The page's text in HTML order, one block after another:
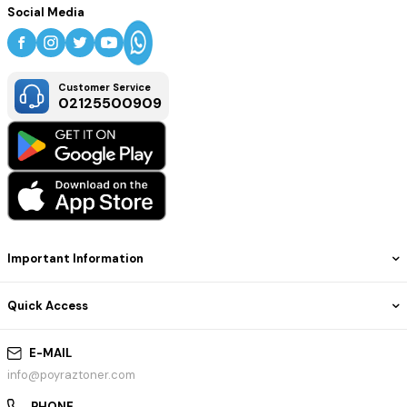
```
E-MAIL
info@poyraztoner.com
Important Information
Quick Access
Social Media
Customer Service
02125500909